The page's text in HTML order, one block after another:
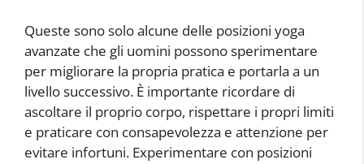
Queste sono solo alcune delle posizioni yoga
avanzate che gli uomini possono sperimentare
per migliorare la propria pratica e portarla a un
livello successivo. È importante ricordare di
ascoltare il proprio corpo, rispettare i propri limiti
e praticare con consapevolezza e attenzione per
evitare infortuni. Experimentare con posizioni